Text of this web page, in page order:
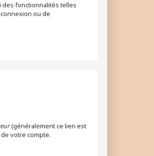
des fonctionnalités telles
ou de
(généralement ce lien est
votre compte.